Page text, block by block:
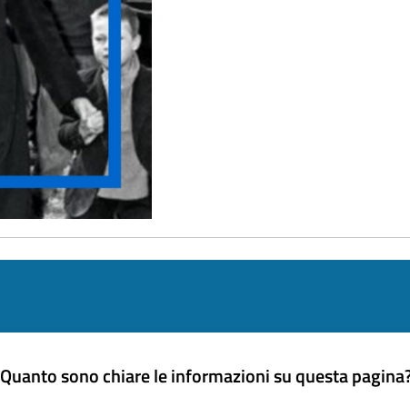
Quanto sono chiare le informazioni su questa